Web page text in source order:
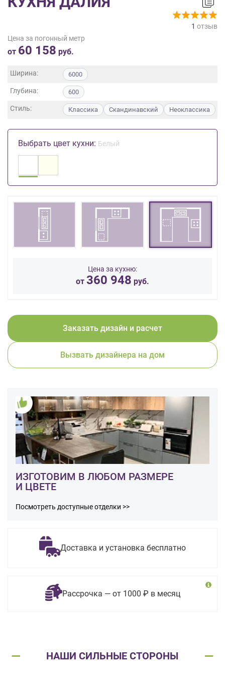
1 отзыв
Цена за погонный метр
от 60 158 руб.
Ширина: 6000
Глубина: 600
Стиль: Классика Скандинавский Неоклассика
Выбрать цвет кухни: Белый
Цена за кухню:
от 360 948 руб.
Заказать дизайн и расчет
Вызвать дизайнера на дом
ИЗГОТОВИМ В ЛЮБОМ РАЗМЕРЕ
И ЦВЕТЕ
Посмотреть доступные отделки >>
Доставка и установка бесплатно
Рассрочка — от 1000 ₽ в месяц
НАШИ СИЛЬНЫЕ СТОРОНЫ
данных ,
Согласие
обработку
данных
порядке
условиях
персональных